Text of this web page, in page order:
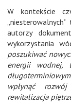
W kontekście
autorzy
wykorzystania
poszukiwać
energii wodnej,
wpłynąć
rewitalizacja